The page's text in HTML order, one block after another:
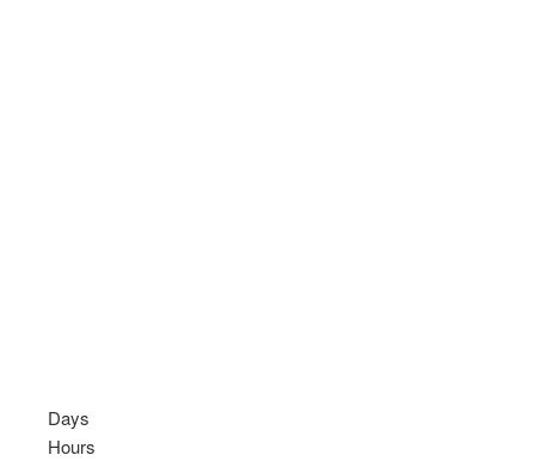
Days
Hours